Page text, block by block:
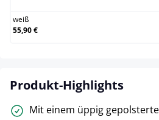
weiß
55,90 €
Produkt-Highlights
Mit einem üppig